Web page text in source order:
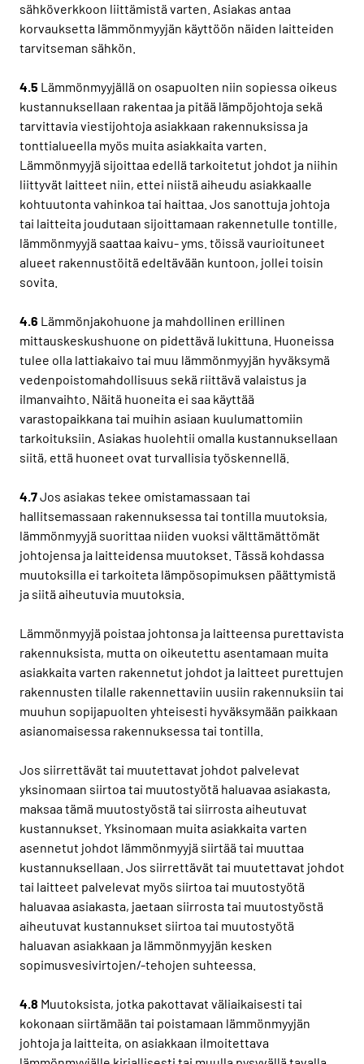
sähköverkkoon liittämistä varten. Asiakas antaa
korvauksetta lämmönmyyjän käyttöön näiden laitteiden
tarvitseman sähkön.
4.5 Lämmönmyyjällä on osapuolten niin sopiessa oikeus
kustannuksellaan rakentaa ja pitää lämpöjohtoja sekä
tarvittavia viestijohtoja asiakkaan rakennuksissa ja
tonttialueella myös muita asiakkaita varten.
Lämmönmyyjä sijoittaa edellä tarkoitetut johdot ja niihin
liittyvät laitteet niin, ettei niistä aiheudu asiakkaalle
kohtuutonta vahinkoa tai haittaa. Jos sanottuja johtoja
tai laitteita joudutaan sijoittamaan rakennetulle tontille,
lämmönmyyjä saattaa kaivu- yms. töissä vaurioituneet
alueet rakennustöitä edeltävään kuntoon, jollei toisin
sovita.
4.6 Lämmönjakohuone ja mahdollinen erillinen
mittauskeskushuone on pidettävä lukittuna. Huoneissa
tulee olla lattiakaivo tai muu lämmönmyyjän hyväksymä
vedenpoistomahdollisuus sekä riittävä valaistus ja
ilmanvaihto. Näitä huoneita ei saa käyttää
varastopaikkana tai muihin asiaan kuulumattomiin
tarkoituksiin. Asiakas huolehtii omalla kustannuksellaan
siitä, että huoneet ovat turvallisia työskennellä.
4.7Jos asiakas tekee omistamassaan tai
hallitsemassaan rakennuksessa tai tontilla muutoksia,
lämmönmyyjä suorittaa niiden vuoksi välttämättömät
johtojensa ja laitteidensa muutokset. Tässä kohdassa
muutoksilla ei tarkoiteta lämpösopimuksen päättymistä
ja siitä aiheutuvia muutoksia.
Lämmönmyyjä poistaa johtonsa ja laitteensa purettavista
rakennuksista, mutta on oikeutettu asentamaan muita
asiakkaita varten rakennetut johdot ja laitteet purettujen
rakennusten tilalle rakennettaviin uusiin rakennuksiin tai
muuhun sopijapuolten yhteisesti hyväksymään paikkaan
asianomaisessa rakennuksessa tai tontilla.
Jos siirrettävät tai muutettavat johdot palvelevat
yksinomaan siirtoa tai muutostyötä haluavaa asiakasta,
maksaa tämä muutostyöstä tai siirrosta aiheutuvat
kustannukset. Yksinomaan muita asiakkaita varten
asennetut johdot lämmönmyyjä siirtää tai muuttaa
kustannuksellaan. Jos siirrettävät tai muutettavat johdot
tai laitteet palvelevat myös siirtoa tai muutostyötä
haluavaa asiakasta, jaetaan siirrosta tai muutostyöstä
aiheutuvat kustannukset siirtoa tai muutostyötä
haluavan asiakkaan ja lämmönmyyjän kesken
sopimusvesivirtojen/-tehojen suhteessa.
4.8 Muutoksista, jotka pakottavat väliaikaisesti tai
kokonaan siirtämään tai poistamaan lämmönmyyjän
johtoja ja laitteita, on asiakkaan ilmoitettava